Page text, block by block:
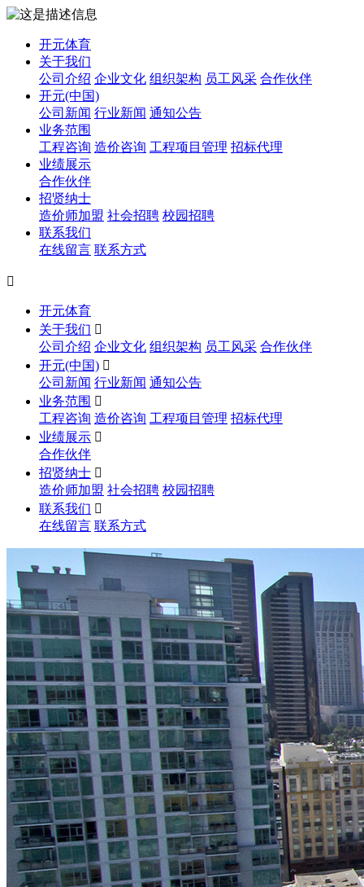
开元体育
关于我们
公司介绍 企业文化 组织架构 员工风采 合作伙伴
开元(中国)
公司新闻 行业新闻 通知公告
业务范围
工程咨询 造价咨询 工程项目管理 招标代理
业绩展示
合作伙伴
招贤纳士
造价师加盟 社会招聘 校园招聘
联系我们
在线留言 联系方式

开元体育
关于我们 
公司介绍 企业文化 组织架构 员工风采 合作伙伴
开元(中国) 
公司新闻 行业新闻 通知公告
业务范围 
工程咨询 造价咨询 工程项目管理 招标代理
业绩展示 
合作伙伴
招贤纳士 
造价师加盟 社会招聘 校园招聘
联系我们 
在线留言 联系方式